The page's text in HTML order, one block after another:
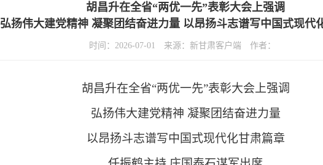
胡昌升在全省“两优一先”表彰大会上强调
弘扬伟大建党精神 凝聚团结奋进力量 以昂扬斗志谱写中国式现代
时间：2026-07-01 来源：新甘肃客户端 作者：
胡昌升在全省“两优一先”表彰大会上强调
弘扬伟大建党精神 凝聚团结奋进力量
以昂扬斗志谱写中国式现代化甘肃篇章